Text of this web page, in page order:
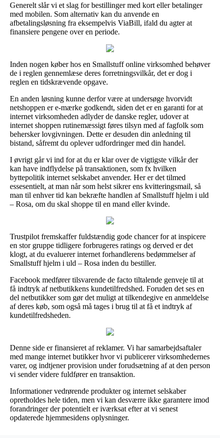
Generelt slår vi et slag for bestillinger med kort eller betalinger
med mobilen. Som alternativ kan du anvende en
afbetalingsløsning fra eksempelvis ViaBill, ifald du agter at
finansiere pengene over en periode.
Inden nogen køber hos en Smallstuff online virksomhed behøver
de i reglen gennemlæse deres forretningsvilkår, det er dog i
reglen en tidskrævende opgave.
En anden løsning kunne derfor være at undersøge hvorvidt
netshoppen er e-mærke godkendt, siden det er en garanti for at
internet virksomheden adlyder de danske regler, udover at
internet shoppen rutinemæssigt føres tilsyn med af fagfolk som
behersker lovgivningen. Dette er desuden din anledning til
bistand, såfremt du oplever udfordringer med din handel.
I øvrigt går vi ind for at du er klar over de vigtigste vilkår der
kan have indflydelse på transaktionen, som fx hvilken
byttepolitik internet selskabet anvender. Her er det tilmed
essesentielt, at man når som helst sikrer ens kvitteringsmail, så
man til enhver tid kan bekræfte handlen af Smallstuff hjelm i uld
– Rosa, om du skal shoppe til en mand eller kvinde.
Trustpilot fremskaffer fuldstændig gode chancer for at inspicere
en stor gruppe tidligere forbrugeres ratings og derved er det
klogt, at du evaluerer internet forhandlerens bedømmelser af
Smallstuff hjelm i uld – Rosa inden du bestiller.
Facebook medfører tilsvarende de facto tiltalende genveje til at
få indtryk af netbutikkens kundetilfredshed. Foruden det ses en
del netbutikker som gør det muligt at tilkendegive en anmeldelse
af deres køb, som også må tages i brug til at få et indtryk af
kundetilfredsheden.
Denne side er finansieret af reklamer. Vi har samarbejdsaftaler
med mange internet butikker hvor vi publicerer virksomhedernes
varer, og indtjener provision under forudsætning af at den person
vi sender videre fuldfører en transaktion.
Informationer vedrørende produkter og internet selskaber
opretholdes hele tiden, men vi kan desværre ikke garantere imod
forandringer der potentielt er iværksat efter at vi senest
opdaterede hjemmesidens oplysninger.